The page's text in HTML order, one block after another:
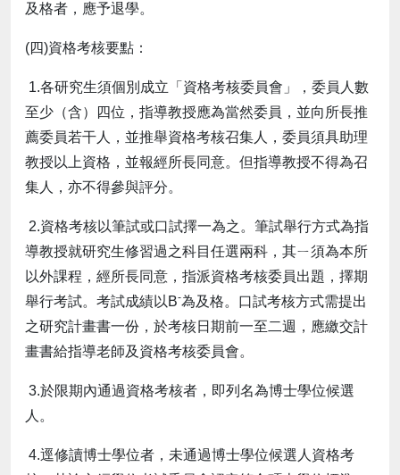
及格者，應予退學。
(四)資格考核要點：
1.各研究生須個別成立「資格考核委員會」，委員人數
至少（含）四位，指導教授應為當然委員，並向所長推
薦委員若干人，並推舉資格考核召集人，委員須具助理
教授以上資格，並報經所長同意。但指導教授不得為召
集人，亦不得參與評分。
2.資格考核以筆試或口試擇一為之。筆試舉行方式為指
導教授就研究生修習過之科目任選兩科，其ㄧ須為本所
以外課程，經所長同意，指派資格考核委員出題，擇期
舉行考試。考試成績以B-為及格。口試考核方式需提出
之研究計畫書一份，於考核日期前一至二週，應繳交計
畫書給指導老師及資格考核委員會。
3.於限期內通過資格考核者，即列名為博士學位候選
人。
4.逕修讀博士學位者，未通過博士學位候選人資格考